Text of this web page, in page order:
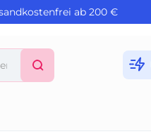
ab 200 €